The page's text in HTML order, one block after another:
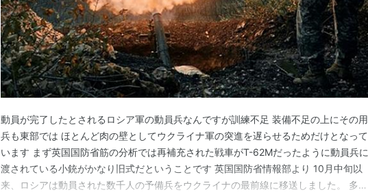
動員が完了したとされるロシア軍の動員兵なんですが訓練不足 装備不足の上にその用
兵も東部では ほとんど肉の壁としてウクライナ軍の突進を遅らせるためだけとなって
います まず英国国防省筋の分析では再補充された戦車がT-62Mだったように動員兵に
渡されている小銃がかなり旧式だということです 英国国防省情報部より 10月中旬以
来、ロシアは動員された数千人の予備兵をウクライナの最前線に移送しました。 多く